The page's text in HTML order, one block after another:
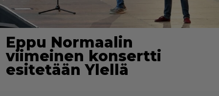
Eppu Normaalin
viimeinen konsertti
esitetään Ylellä